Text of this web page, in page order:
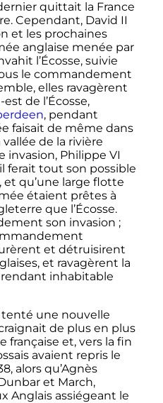
quittait la France
Cependant, David II
et les prochaines
anglaise menée par
l’Écosse, suivie
le commandement
elles ravagèrent
de l’Écosse,
, pendant
faisait de même dans
de la rivière
invasion, Philippe VI
ferait tout son possible
et qu’une large flotte
étaient prêtes à
que l’Écosse.
son invasion ;
et détruisirent
et ravagèrent la
inhabitable
tenté une nouvelle
de plus en plus
et, vers la fin
avaient repris le
alors qu’Agnès
et March,
Anglais assiégeant le